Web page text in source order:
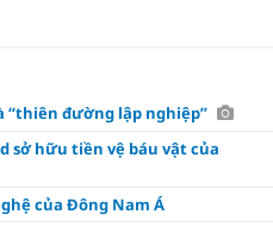
“thiên đường lập nghiệp”
sở hữu tiền vệ báu vật của
của Đông Nam Á